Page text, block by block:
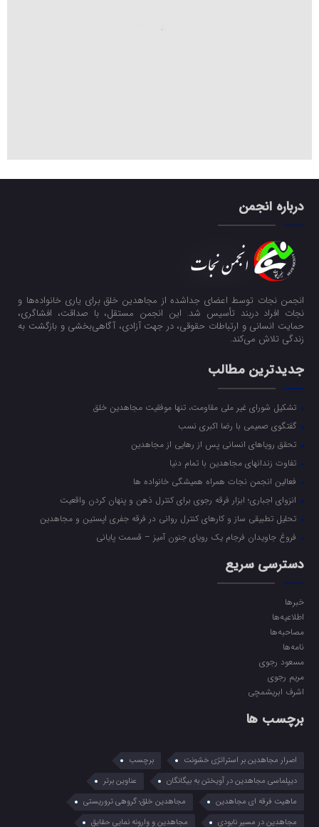
درباره انجمن
انجمن نجات توسط اعضای جداشده از مجاهدین خلق برای یاری خانواده‌ها و
نجات افراد دربند تأسیس شد. این انجمن مستقل، با صداقت، افشاگری،
حمایت انسانی و ارتباطات حقوقی، در جهت آزادی، آگاهی‌بخشی و بازگشت به
زندگی تلاش می‌کند.
جدیدترین مطالب
تشکیل شورای غیر ملی مقاومت، تنها موفقیت مجاهدین خلق
گفتگوی صمیمی با رضا اکبری نسب
تحقق رویاهای انسانی پس از رهایی از مجاهدین
تفاوت زندانهای مجاهدین با تمام دنیا
فعالین انجمن نجات همراه همیشگی خانواده ها
انزوای اجباری؛ ابزار فرقه رجوی برای کنترل ذهن و پنهان کردن واقعیت
تحلیل تطبیقی ساز و کارهای کنترل روانی در فرقه جفری اپستین و مجاهدین
فروغ جاویدان فرجام یک رویای جنون آمیز – قسمت پایانی
دسترسی سریع
خبرها
اطلاعیه‌ها
مصاحبه‌ها
نامه‌ها
مسعود رجوی
مریم رجوی
اشرف ابریشمچی
برچسب ها
اصرار مجاهدین بر استراتژی خشونت
برچسب
دیپلماسی مجاهدین در آویختن به بیگانگان
عناوین برتر
ماهیت فرقه ای مجاهدین
مجاهدین خلق؛ گروهی تروریستی
مجاهدین در مسیر نابودی
مجاهدین و وارونه نمایی حقایق